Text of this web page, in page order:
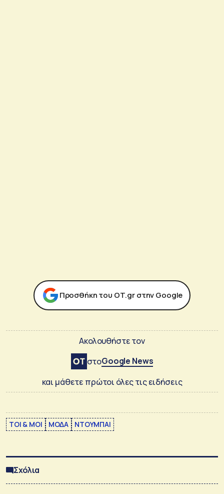
Προσθήκη του ΟΤ.gr στην Google
Ακολουθήστε τον
στοGoogle News
και μάθετε πρώτοι όλες τις ειδήσεις
TOI & MOI ΜΟΔΑ ΝΤΟΥΜΠΑΙ
Σχόλια